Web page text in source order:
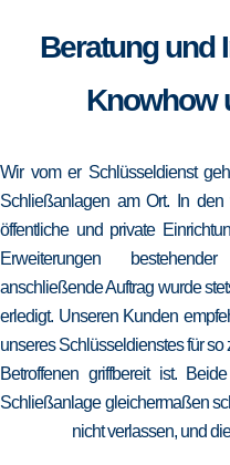
Beratung und
Knowhow
Wir vom er Schlüsseldienst
Schließanlagen am Ort. In
öffentliche und private
Erweiterungen
anschließende Auftrag wurde
erledigt. Unseren Kunden
unseres Schlüsseldienstes für so
Betroffenen griffbereit ist.
Schließanlage gleichermaßen
nicht verlassen, und